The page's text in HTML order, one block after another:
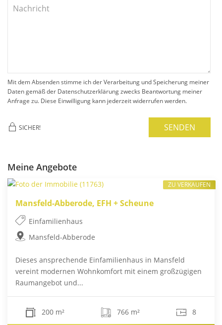
Mit dem Absenden stimme ich der Verarbeitung und Speicherung meiner
Daten gemäß der Datenschutzerklärung zwecks Beantwortung meiner
Anfrage zu. Diese Einwilligung kann jederzeit widerrufen werden.
SICHER! SENDEN
Meine Angebote
Mansfeld-Abberode, EFH + Scheune
Einfamilienhaus
Mansfeld-Abberode
Dieses ansprechende Einfamilienhaus in Mansfeld
vereint modernen Wohnkomfort mit einem großzügigen
Raumangebot und...
200 m² 766 m² 8
ZU VERKAUFEN